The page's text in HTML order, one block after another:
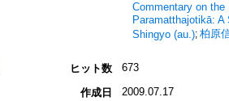
Commentary on
Paramatthajotikā:
Shingyo (au.); 柏原
ヒット数 673
作成日 2009.07.17